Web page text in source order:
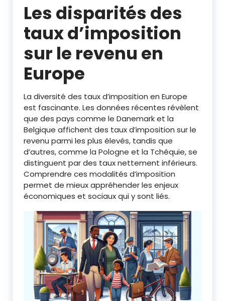
Les disparités des
taux d’imposition
sur le revenu en
Europe
La diversité des taux d’imposition en Europe
est fascinante. Les données récentes révèlent
que des pays comme le Danemark et la
Belgique affichent des taux d’imposition sur le
revenu parmi les plus élevés, tandis que
d’autres, comme la Pologne et la Tchéquie, se
distinguent par des taux nettement inférieurs.
Comprendre ces modalités d’imposition
permet de mieux appréhender les enjeux
économiques et sociaux qui y sont liés.